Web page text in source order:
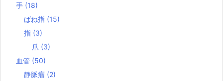
手 (18)
ばね指 (15)
指 (3)
爪 (3)
血管 (50)
静脈瘤 (2)